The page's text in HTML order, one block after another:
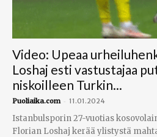
Video: Upeaa
Loshaj esti vastustajaa
niskoilleen Turkin...
Puoliaika.com - 11.01.2024
Istanbulsporin 27-vuotias
Florian Loshaj kerää ylistystä